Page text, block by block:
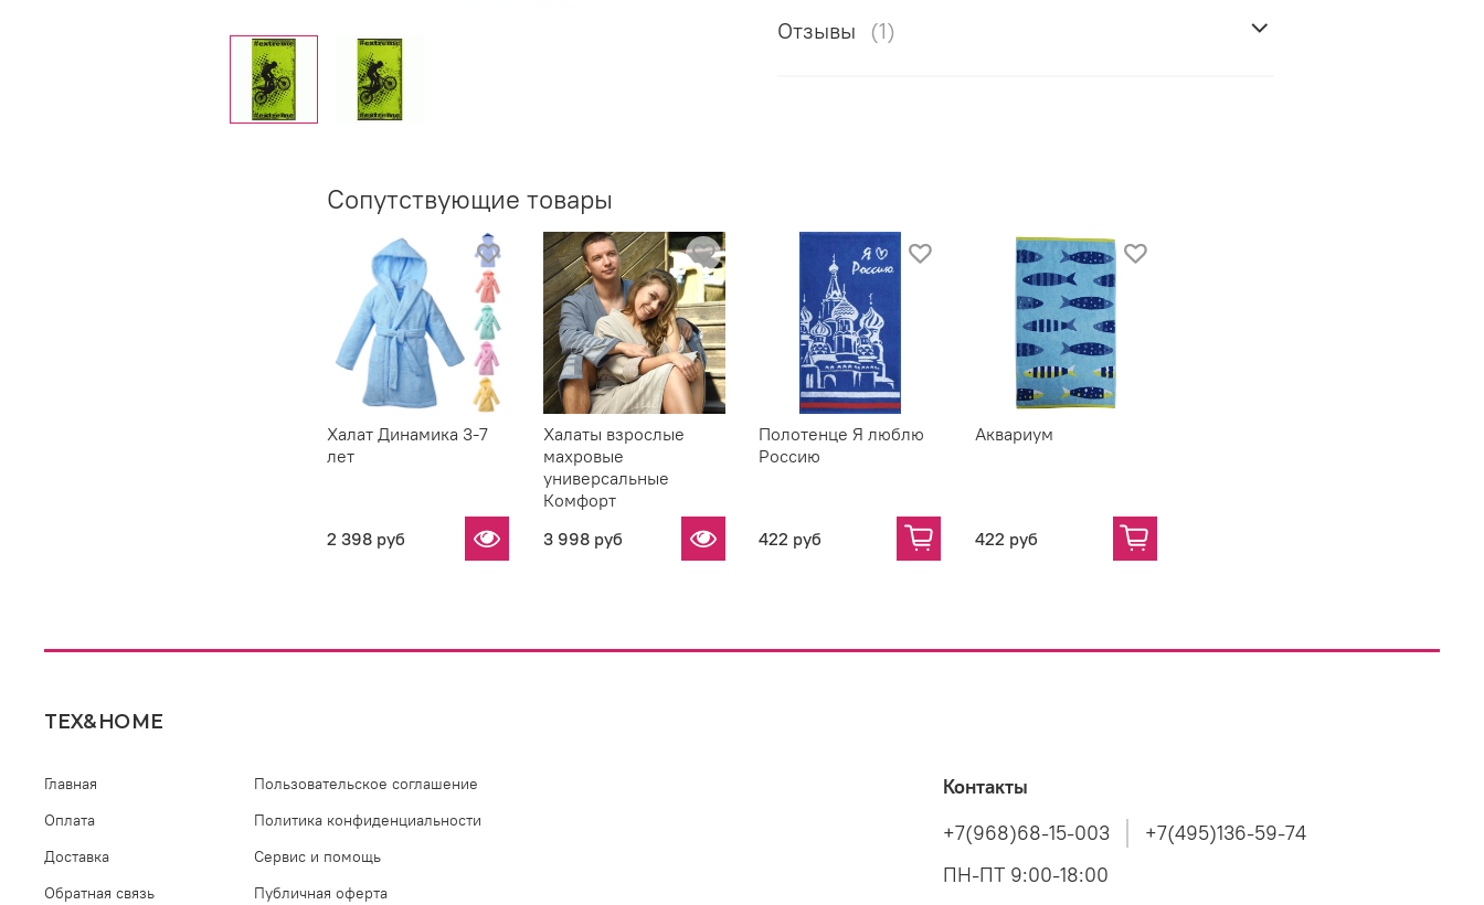
Отзывы (1)
Сопутствующие товары
Халат Динамика 3-7
лет
2 398 руб
Халаты взрослые
махровые
универсальные
Комфорт
3 998 руб
Полотенце Я люблю
Россию
422 руб
Аквариум
422 руб
TEX&HOME
Главная
Оплата
Доставка
Обратная связь
Пользовательское соглашение
Политика конфиденциальности
Сервис и помощь
Публичная оферта
Контакты
+7(968)68-15-003
+7(495)136-59-74
ПН-ПТ 9:00-18:00